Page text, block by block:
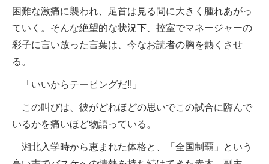
困難な激痛に襲われ、足首は見る間に大きく腫れあがっ
ていく。そんな絶望的な状況下、控室でマネージャーの
彩子に言い放った言葉は、今なお読者の胸を熱くさせ
る。
「いいからテーピングだ!!」
この叫びは、彼がどれほどの思いでこの試合に臨んで
いるかを痛いほど物語っている。
湘北入学時から恵まれた体格と、「全国制覇」という